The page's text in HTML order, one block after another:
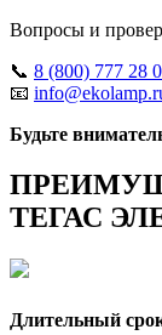
Вопросы и
📞 8 (800) 777 28
📧
Будьте
ТЕГАС
Длительный